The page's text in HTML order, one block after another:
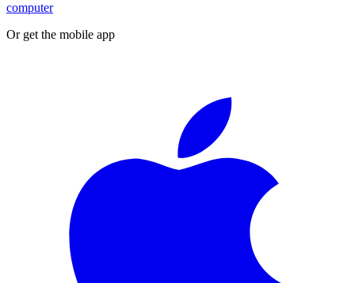
computer
Or get the mobile app